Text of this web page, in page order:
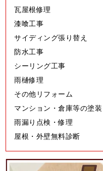
外壁塗装・屋根塗装
カラーシミュレーター
取り扱い塗料
屋根葺き替え・カバー工法
屋根板金工事
瓦屋根修理
漆喰工事
サイディング張り替え